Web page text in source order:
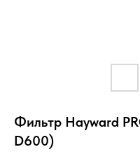
Фильтр Hayward
D600)